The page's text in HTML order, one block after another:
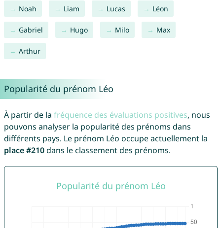
Noah Liam Lucas Léon
Gabriel Hugo Milo Max
Arthur
Popularité du prénom Léo
À partir de la fréquence des évaluations positives, nous
pouvons analyser la popularité des prénoms dans
différents pays. Le prénom Léo occupe actuellement la
place #210dans le classement des prénoms.